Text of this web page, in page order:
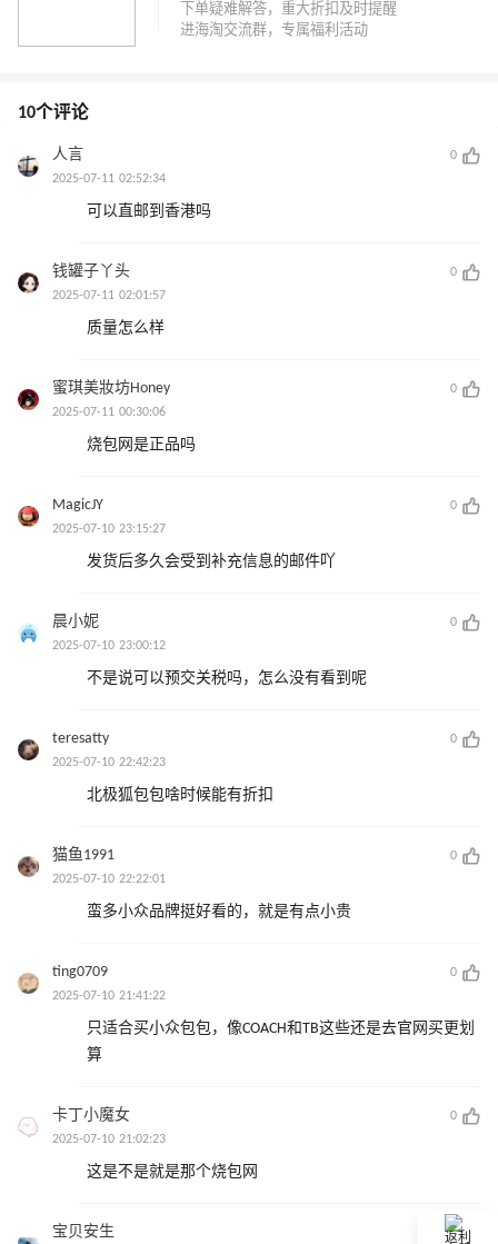
10个评论
人言
0
2025-07-11 02:52:34
可以直邮到香港吗
钱罐子丫头
0
2025-07-11 02:01:57
质量怎么样
蜜琪美妝坊Honey
0
2025-07-11 00:30:06
烧包网是正品吗
MagicJY
0
2025-07-10 23:15:27
发货后多久会受到补充信息的邮件吖
晨小妮
0
2025-07-10 23:00:12
不是说可以预交关税吗，怎么没有看到呢
teresatty
0
2025-07-10 22:42:23
北极狐包包啥时候能有折扣
猫鱼1991
0
2025-07-10 22:22:01
蛮多小众品牌挺好看的，就是有点小贵
ting0709
0
2025-07-10 21:41:22
只适合买小众包包，像COACH和TB这些还是去官网买更划
算
卡丁小魔女
0
2025-07-10 21:02:23
这是不是就是那个烧包网
宝贝安生 0
返利